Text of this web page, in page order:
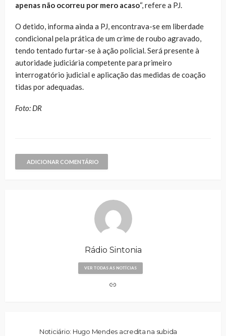
apenas não ocorreu por mero acaso“, refere a PJ.
O detido, informa ainda a PJ, encontrava-se em liberdade
condicional pela prática de um crime de roubo agravado,
tendo tentado furtar-se à ação policial. Será presente à
autoridade judiciária competente para primeiro
interrogatório judicial e aplicação das medidas de coação
tidas por adequadas.
Foto: DR
ADICIONAR COMENTÁRIO
Rádio Sintonia
VER TODAS AS NOTÍCIAS
Noticiário: Hugo Mendes acredita na subida